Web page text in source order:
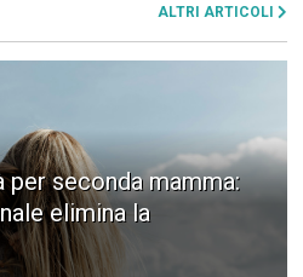
ALTRI ARTICOLI
per seconda mamma:
elimina la